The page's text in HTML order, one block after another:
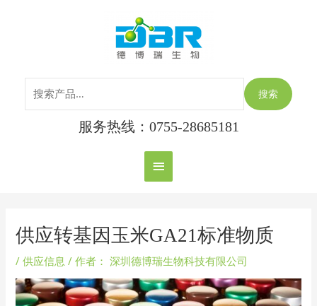
主
菜
单
搜索
服务热线：0755-28685181
供应转基因玉米GA21标准物质
/供应信息 / 作者： 深圳德博瑞生物科技有限公司